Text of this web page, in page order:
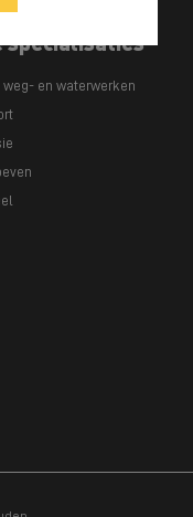
specialisaties
weg- en waterwerken